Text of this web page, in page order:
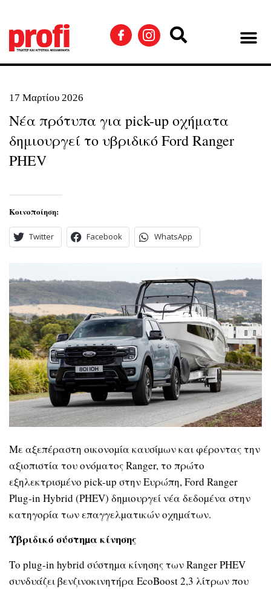
17 Μαρτίου 2026
Νέα πρότυπα για pick-up οχήματα
δημιουργεί το υβριδικό Ford Ranger
PHEV
Κοινοποίηση:
Twitter Facebook WhatsApp
Με αξεπέραστη οικονοµία καυσίµων και φέροντας την
αξιοπιστία του ονόµατος Ranger, το πρώτο
εξηλεκτρισµένο pick-up στην Ευρώπη, Ford Ranger
Plug-in Hybrid (PHEV) δηµιουργεί νέα δεδοµένα στην
κατηγορία των επαγγελµατικών οχηµάτων.
Υβριδικό σύστηµα κίνησης
Το plug-in hybrid σύστηµα κίνησης των Ranger PHEV
συνδυάζει βενζινοκινητήρα EcoBoost 2,3 λίτρων που